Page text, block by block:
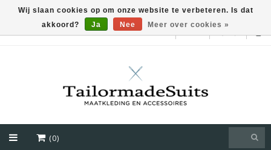
EUR
(0)
Wij slaan cookies op om onze website te verbeteren. Is dat
akkoord?
Ja Nee Meer over cookies »